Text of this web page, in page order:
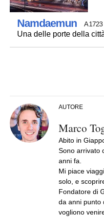
Namdaemun A 1723
Una delle porte della
AUTORE
Marco
Abito in
Sono arrivato
anni fa.
Mi piace
solo, e
Fondatore di
da anni punto
vogliono